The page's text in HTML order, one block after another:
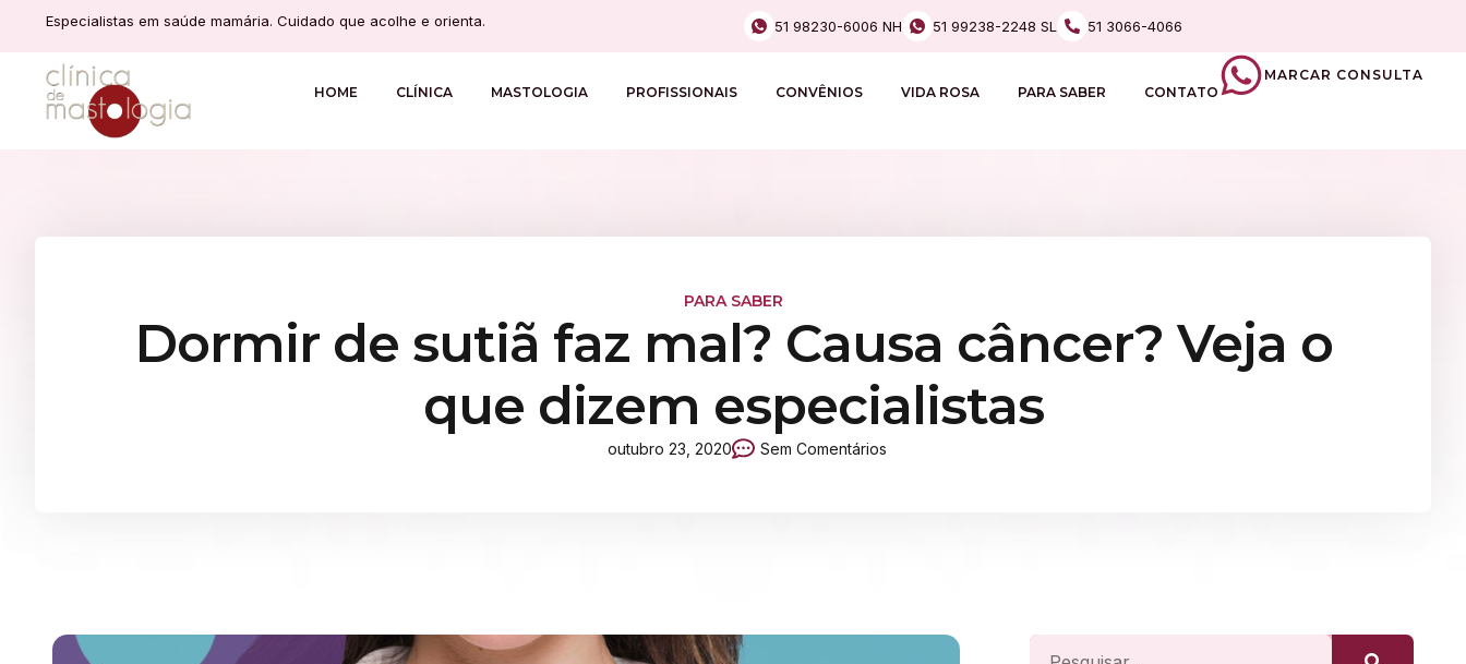
Especialistas em saúde mamária. Cuidado que acolhe e orienta. 51 98230-6006 NH 51 99238-2248 SL 51 3066-4066
HOME CLÍNICA MASTOLOGIA PROFISSIONAIS CONVÊNIOS VIDA ROSA PARA SABER CONTATO
MARCAR CONSULTA
PARA SABER
Dormir de sutiã faz mal? Causa câncer? Veja o
que dizem especialistas
outubro 23, 2020 Sem Comentários